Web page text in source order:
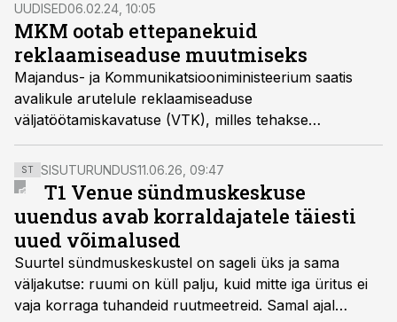
UUDISED06.02.24, 10:05
MKM ootab ettepanekuid
reklaamiseaduse muutmiseks
Majandus- ja Kommunikatsiooniministeerium saatis
avalikule arutelule reklaamiseaduse
väljatöötamiskavatuse (VTK), milles tehakse
ettepanekuid reklaaminõuete kaasajastamiseks,
praktikas ilmnenud kitsaskohtade lahendamiseks ja
järelevalve tõhustamiseks, et kaitsta paremini tarbijate
õigusi.
ST SISUTURUNDUS11.06.26, 09:47
T1 Venue sündmuskeskuse
uuendus avab korraldajatele täiesti
uued võimalused
Suurtel sündmuskeskustel on sageli üks ja sama
väljakutse: ruumi on küll palju, kuid mitte iga üritus ei
vaja korraga tuhandeid ruutmeetreid. Samal ajal